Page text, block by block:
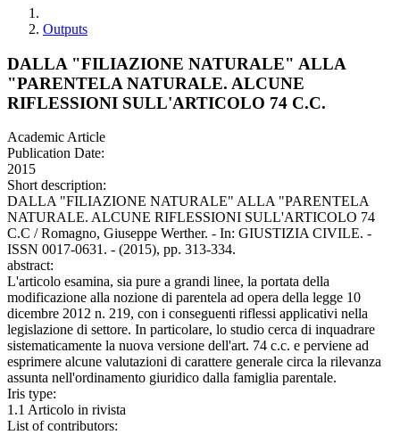
Outputs
DALLA "FILIAZIONE NATURALE" ALLA
"PARENTELA NATURALE. ALCUNE
RIFLESSIONI SULL'ARTICOLO 74 C.C.
Academic Article
Publication Date:
2015
Short description:
DALLA "FILIAZIONE NATURALE" ALLA "PARENTELA
NATURALE. ALCUNE RIFLESSIONI SULL'ARTICOLO 74
C.C / Romagno, Giuseppe Werther. - In: GIUSTIZIA CIVILE. -
ISSN 0017-0631. - (2015), pp. 313-334.
abstract:
L'articolo esamina, sia pure a grandi linee, la portata della
modificazione alla nozione di parentela ad opera della legge 10
dicembre 2012 n. 219, con i conseguenti riflessi applicativi nella
legislazione di settore. In particolare, lo studio cerca di inquadrare
sistematicamente la nuova versione dell'art. 74 c.c. e perviene ad
esprimere alcune valutazioni di carattere generale circa la rilevanza
assunta nell'ordinamento giuridico dalla famiglia parentale.
Iris type:
1.1 Articolo in rivista
List of contributors: